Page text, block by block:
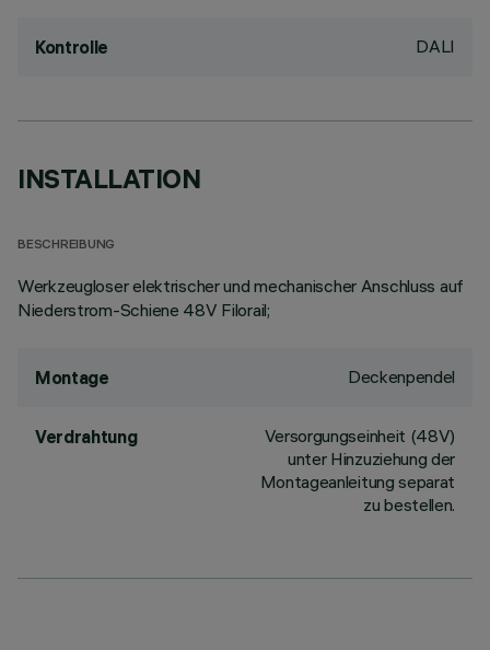
Kontrolle DALI
INSTALLATION
BESCHREIBUNG
Werkzeugloser elektrischer und mechanischer Anschluss auf
Niederstrom-Schiene 48V Filorail;
Montage Deckenpendel
Verdrahtung
Versorgungseinheit (48V)
unter Hinzuziehung der
Montageanleitung separat
zu bestellen.